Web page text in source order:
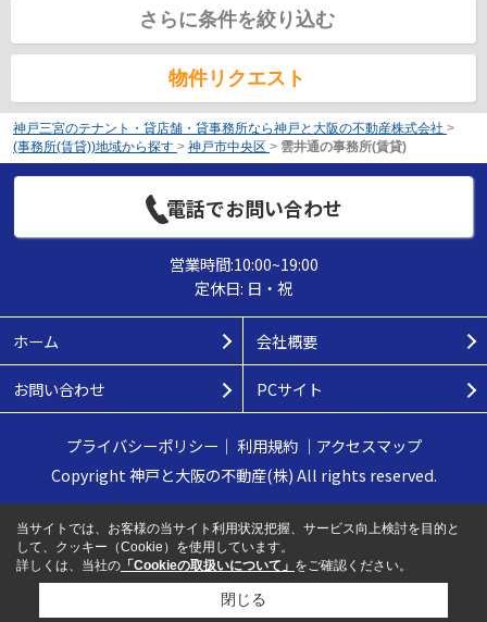
さらに条件を絞り込む
物件リクエスト
神戸三宮のテナント・貸店舗・貸事務所なら神戸と大阪の不動産株式会社 >
(事務所(賃貸))地域から探す > 神戸市中央区 > 雲井通の事務所(賃貸)
電話でお問い合わせ
営業時間:10:00~19:00
定休日: 日・祝
ホーム 会社概要
お問い合わせ PCサイト
プライバシーポリシー ｜ 利用規約｜ アクセスマップ
Copyright 神戸と大阪の不動産(株) All rights reserved.
当サイトでは、お客様の当サイト利用状況把握、サービス向上検討を目的と
して、クッキー（Cookie）を使用しています。
詳しくは、当社の 「Cookieの取扱いについて」 をご確認ください。
閉じる